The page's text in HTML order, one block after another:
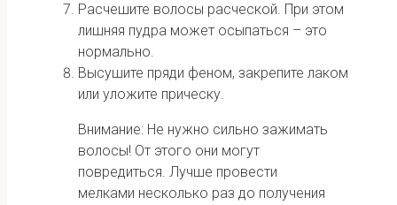
Расчешите волосы расческой. При этом
лишняя пудра может осыпаться – это
нормально.
Высушите пряди феном, закрепите лаком
или уложите прическу.
Внимание: Не нужно сильно зажимать
волосы! От этого они могут
повредиться. Лучше провести
мелками несколько раз до получения